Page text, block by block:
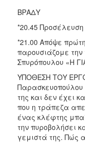
*20.45
*21.00 Απόψε
παρουσιάζομε
Σπυρόπουλου «Η
ΥΠΟΘΕΣΗ ΤΟΥ
Παρασκευοπούλου
της και δεν έχει
που η τράπεζα
ένας κλέφτης
την πυροβολήσει
γεμιστά της. Πώς